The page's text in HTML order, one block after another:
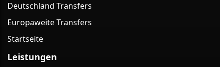
Deutschland Transfers
Europaweite Transfers
Startseite
Leistungen